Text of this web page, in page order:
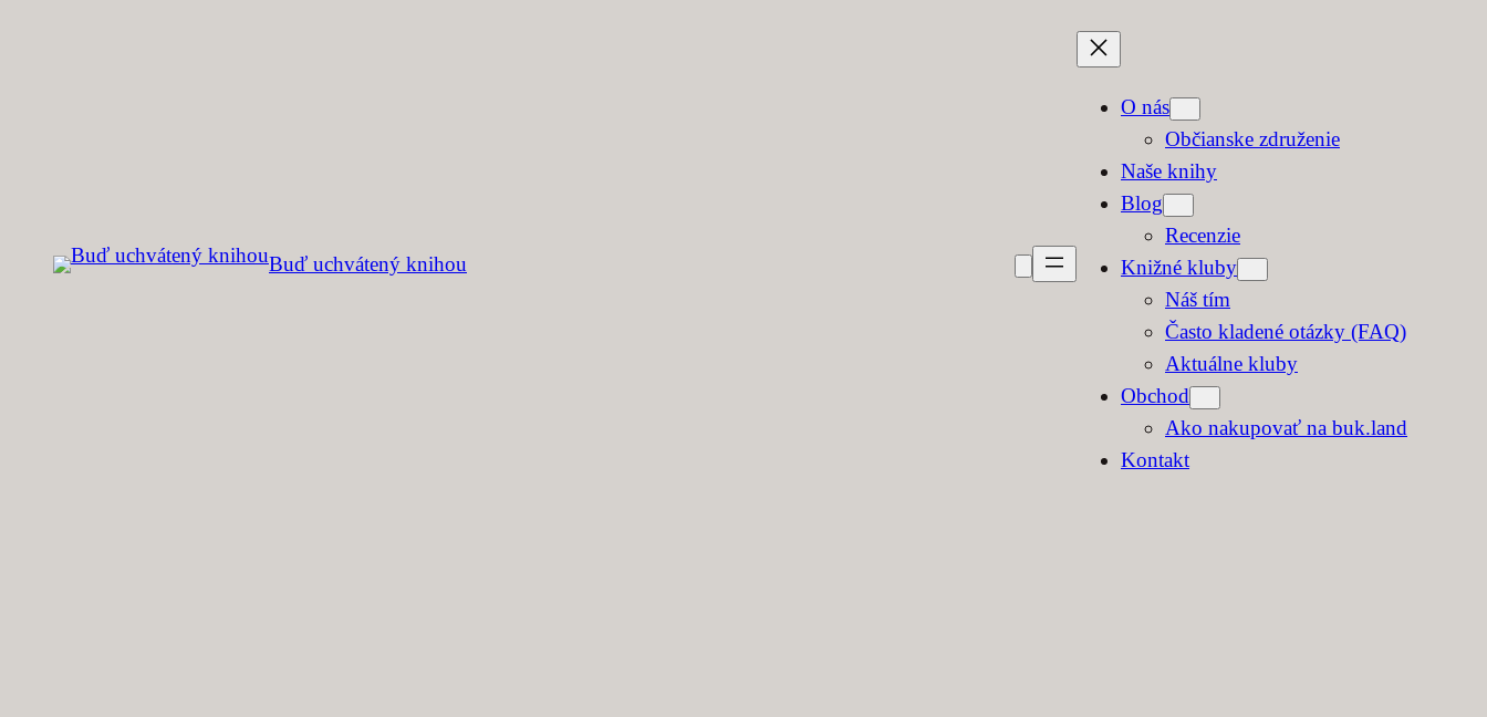
Buď uchvátený knihou
O nás
Občianske združenie
Naše knihy
Blog
Recenzie
Knižné kluby
Náš tím
Často kladené otázky (FAQ)
Aktuálne kluby
Obchod
Ako nakupovať na buk.land
Kontakt